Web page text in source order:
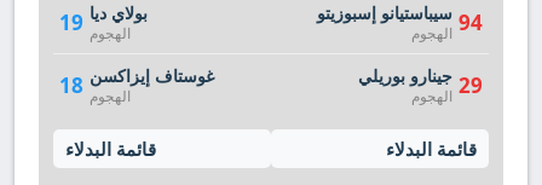
19 بولاي ديا
الهجوم
18 غوستاف إيزاكسن
الهجوم
قائمة البدلاء
94 سيباستيانو إسبوزيتو
الهجوم
29 جينارو بوريلي
الهجوم
قائمة البدلاء